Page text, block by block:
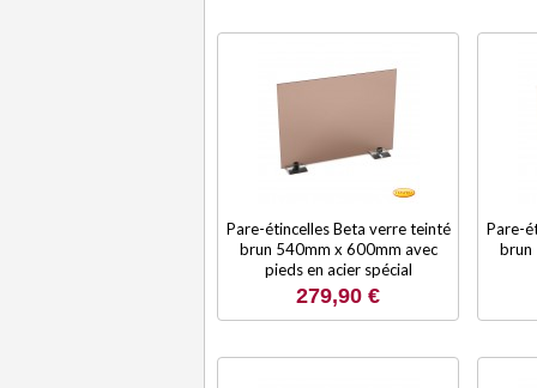
Pare-étincelles Beta verre teinté
brun 540mm x 600mm avec
pieds en acier spécial
279,90 €
Pare-
brun